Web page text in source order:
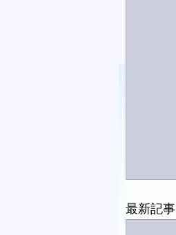
最新記事